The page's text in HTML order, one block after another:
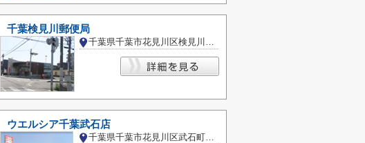
千葉検見川郵便局
千葉県千葉市花見川区検見川町２丁目
ウエルシア千葉武石店
千葉県千葉市花見川区武石町２丁目